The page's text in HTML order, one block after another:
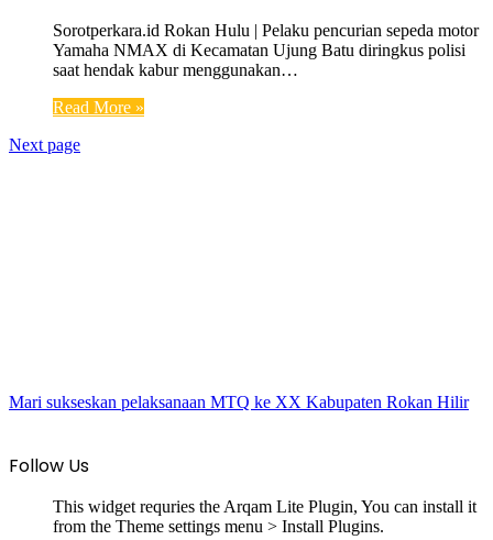
Sorotperkara.id Rokan Hulu | Pelaku pencurian sepeda motor
Yamaha NMAX di Kecamatan Ujung Batu diringkus polisi
saat hendak kabur menggunakan…
Read More »
Next page
Mari sukseskan pelaksanaan MTQ ke XX Kabupaten Rokan Hilir
Follow Us
This widget requries the Arqam Lite Plugin, You can install it
from the Theme settings menu > Install Plugins.